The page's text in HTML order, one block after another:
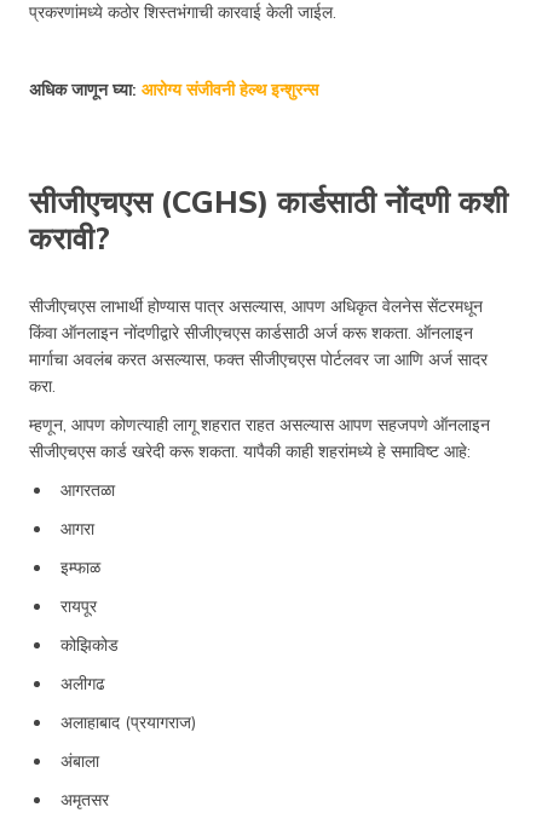
प्रकरणांमध्ये कठोर शिस्तभंगाची कारवाई केली जाईल.
अधिक जाणून घ्या: आरोग्य संजीवनी हेल्थ इन्शुरन्स
सीजीएचएस (CGHS) कार्डसाठी नोंदणी कशी
करावी?
सीजीएचएस लाभार्थी होण्यास पात्र असल्यास, आपण अधिकृत वेलनेस सेंटरमधून
किंवा ऑनलाइन नोंदणीद्वारे सीजीएचएस कार्डसाठी अर्ज करू शकता. ऑनलाइन
मार्गाचा अवलंब करत असल्यास, फक्त सीजीएचएस पोर्टलवर जा आणि अर्ज सादर
करा.
म्हणून, आपण कोणत्याही लागू शहरात राहत असल्यास आपण सहजपणे ऑनलाइन
सीजीएचएस कार्ड खरेदी करू शकता. यापैकी काही शहरांमध्ये हे समाविष्ट आहे:
आगरतळा
आगरा
इम्फाळ
रायपूर
कोझिकोड
अलीगढ
अलाहाबाद (प्रयागराज)
अंबाला
अमृतसर